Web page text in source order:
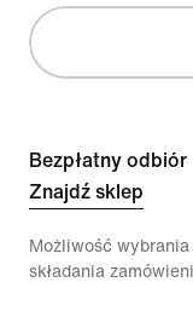
Bezpłatny odbiór
Znajdź sklep
Możliwość
składania